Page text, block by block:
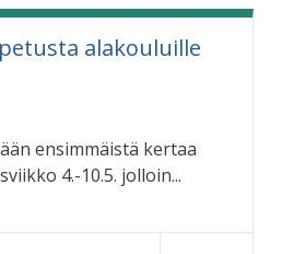
alakouluille
ensimmäistä kertaa
4.-10.5. jolloin...
mukaan: Taide ja kulttuuri